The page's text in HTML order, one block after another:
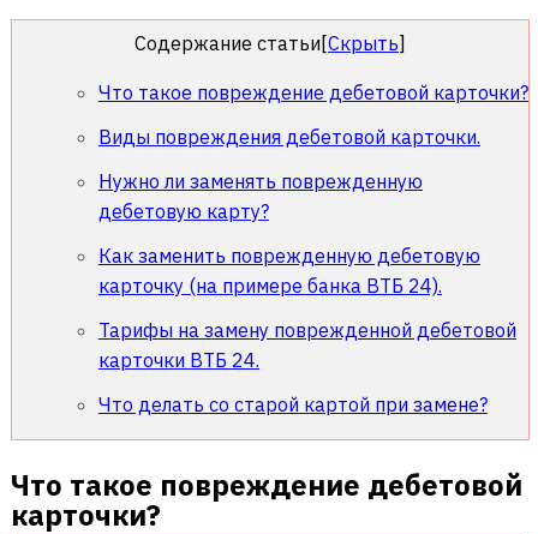
Содержание статьи [Скрыть]
Что такое повреждение дебетовой карточки?
Виды повреждения дебетовой карточки.
Нужно ли заменять поврежденную
дебетовую карту?
Как заменить поврежденную дебетовую
карточку (на примере банка ВТБ 24).
Тарифы на замену поврежденной дебетовой
карточки ВТБ 24.
Что делать со старой картой при замене?
Что такое повреждение дебетовой
карточки?